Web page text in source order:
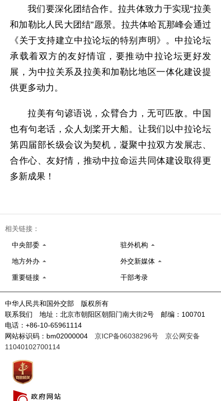
我们要深化团结合作。拉共体致力于实现“拉美
和加勒比人民大团结”愿景。拉共体哈瓦那峰会通过
《关于支持建立中拉论坛的特别声明》。中拉论坛
承载着双方的友好情谊，要推动中拉论坛更好发
展，为中拉关系及拉美和加勒比地区一体化建设提
供更多动力。
拉美有句谚语说，众臂合力，无可匹敌。中国
也有句老话，众人划桨开大船。让我们以中拉论坛
第四届部长级会议为契机，凝聚中拉双方发展志、
合作心、友好情，推动中拉命运共同体建设取得更
多新成果！
相关链接：
中央部委 驻外机构
地方外办 外交新媒体
重要链接 干部考录
中华人民共和国外交部 版权所有
联系我们 地址：北京市朝阳区朝阳门南大街2号 邮编：100701
电话：+86-10-65961114
网站标识码：bm02000004 京ICP备06038296号
京公网安备
11040102700114